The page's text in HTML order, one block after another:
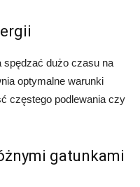
spędzać dużo czasu na
optymalne warunki
częstego podlewania czy
gatunkami